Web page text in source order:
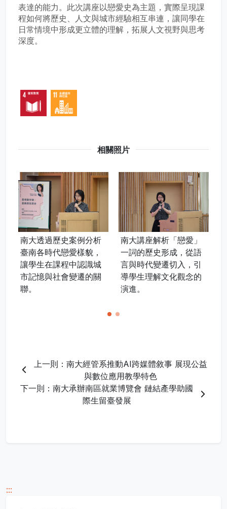
表達的能力。此次講座以戀愛史為主題，實際呈現課
程如何將歷史、人文與城市經驗相互串連，讓同學在
日常情境中形成更立體的理解，拓展人文視野與思考
深度。
相關照片
南大透過歷史案例分析
臺南各時代戀愛樣貌，
讓學生在課程中認識城
市記憶與社會變遷的關
聯。
南大講座解析「戀愛」
一詞的歷史形成，從語
言與時代變遷切入，引
導學生理解文化觀念的
演進。
上一則：南大經管系推動AI跨媒體敘事 展現公益
與數位應用教學特色
下一則：南大承辦南區就業博覽會 鏈結產學助國
際生留臺發展
:::